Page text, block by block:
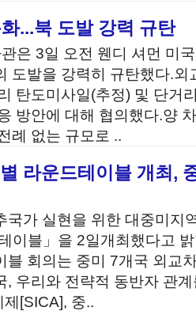
...북 도발 강력 규탄
은 3일 오전 웬디 셔먼 미
도발을 강력히 규탄했다.
탄도미사일(추정) 및 단거
방안에 대해 협의했다.양
례 없는 규모로 ..
라운드테이블 개최,
국가 실현을 위한 대중미지
이블」을 2일개최했다고
블 회의는 중미 7개국 외교
, 우리와 전략적 동반자 관
[SICA], 중..